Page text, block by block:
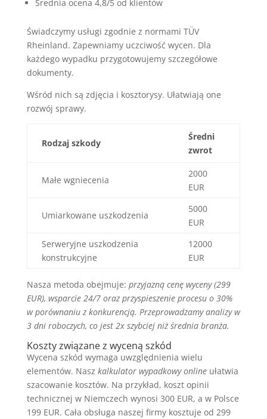
Średnia ocena 4,8/5 od klientów
Świadczymy usługi zgodnie z normami TÜV
Rheinland. Zapewniamy uczciwość wycen. Dla
każdego wypadku przygotowujemy szczegółowe
dokumenty.
Wśród nich są zdjęcia i kosztorysy. Ułatwiają one
rozwój sprawy.
Rodzaj szkody
Średni
zwrot
Małe wgniecenia
2000
EUR
Umiarkowane uszkodzenia
5000
EUR
Serweryjne uszkodzenia
konstrukcyjne
12000
EUR
Nasza metoda obejmuje: przyjazną cenę wyceny (299
EUR), wsparcie 24/7 oraz przyspieszenie procesu o 30%
w porównaniu z konkurencją. Przeprowadzamy analizy w
3 dni roboczych, co jest 2x szybciej niż średnia branża.
Koszty związane z wyceną szkód
Wycena szkód wymaga uwzględnienia wielu
elementów. Nasz kalkulator wypadkowy onlineułatwia
szacowanie kosztów. Na przykład, koszt opinii
technicznej w Niemczech wynosi 300 EUR, a w Polsce
199 EUR. Cała obsługa naszej firmy kosztuje od 299